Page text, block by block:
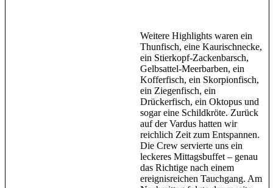
Weitere Highlights waren ein
Thunfisch, eine Kaurischnecke,
ein Stierkopf-Zackenbarsch,
Gelbsattel-Meerbarben, ein
Kofferfisch, ein Skorpionfisch,
ein Ziegenfisch, ein
Drückerfisch, ein Oktopus und
sogar eine Schildkröte. Zurück
auf der Vardus hatten wir
reichlich Zeit zum Entspannen.
Die Crew servierte uns ein
leckeres Mittagsbuffet – genau
das Richtige nach einem
ereignisreichen Tauchgang. Am